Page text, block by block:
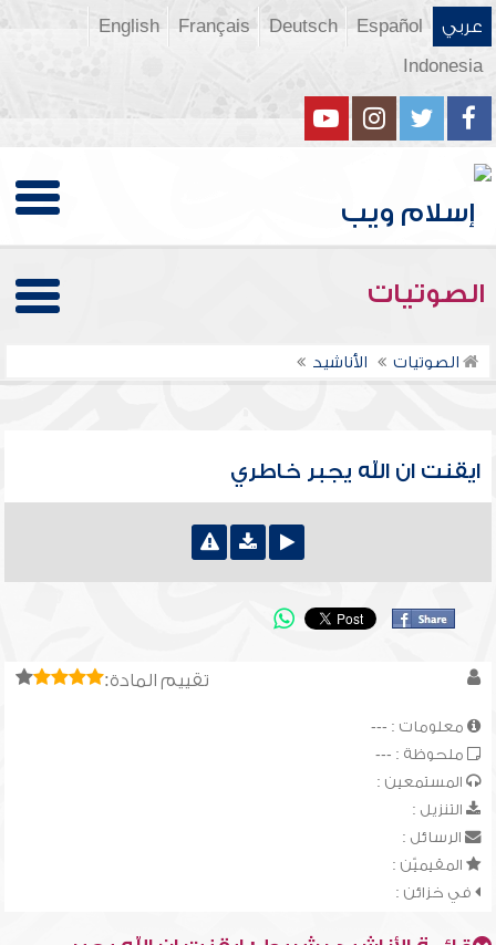
عربي Español
Deutsch
Français
English
Indonesia
الصوتيات
الصوتيات الأناشيد
ايقنت ان الله يجبر خاطري
تقييم المادة:
معلومات : ---
ملحوظة : ---
المستمعين :
التنزيل :
الرسائل :
المقيميّن :
في خزائن :